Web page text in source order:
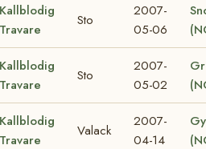
Kallblodig
Travare
Sto
2007-
05-06
Kallblodig
Travare
Sto
2007-
05-02
Kallblodig
Travare
Valack
2007-
04-14